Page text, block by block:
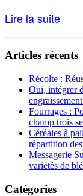
Lire la suite
Articles récents
Récolte :
Oui, intégrer
Fourrages :
champ trois
Céréales à
répartition
Messagerie
variétés de
Catégories